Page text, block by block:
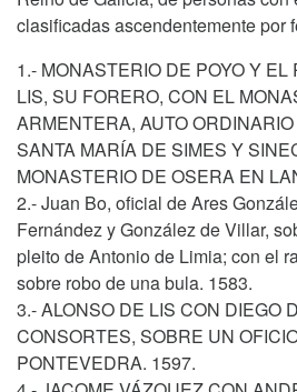
clasificadas ascendentemente por
1.- MONASTERIO DE POYO Y EL
LIS, SU FORERO, CON EL
ARMENTERA, AUTO
SANTA MARÍA DE SIMES Y
MONASTERIO DE OSERA EN
2.- Juan Bo, oficial de Ares
Fernández y González de Villar,
pleito de Antonio de Limia; con el
sobre robo de una bula. 1583.
3.- ALONSO DE LIS CON DIEGO
CONSORTES, SOBRE UN
PONTEVEDRA. 1597.